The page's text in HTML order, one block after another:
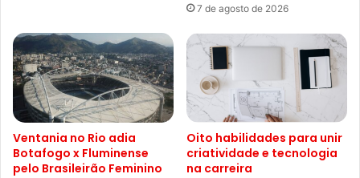
7 de agosto de 2026
Ventania no Rio adia
Botafogo x Fluminense
pelo Brasileirão Feminino
Oito habilidades para unir
criatividade e tecnologia
na carreira